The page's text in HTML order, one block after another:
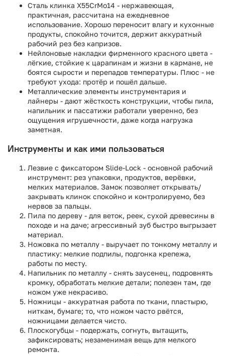
Сталь клинка X55CrMo14 - нержавеющая,
практичная, рассчитана на ежедневное
использование. Хорошо переносит влагу и кухонные
продукты, спокойно точится, держит аккуратный
рабочий рез без капризов.
Нейлоновые накладки фирменного красного цвета -
лёгкие, стойкие к царапинам и жизни в кармане, не
боятся сырости и перепадов температуры. Плюс - не
требуют ухода: протёр и пошёл дальше.
Металлические элементы инструментария и
лайнеры - дают жёсткость конструкции, чтобы пила,
напильник и пассатижи работали уверенно, без
ощущения игрушечности, даже когда нагрузка
заметная.
Инструменты и как ими пользоваться
Лезвие с фиксатором Slide-Lock - основной рабочий
инструмент: рез упаковки, продуктов, верёвки,
мелких материалов. Замок позволяет открывать/
закрывать клинок спокойно и контролируемо, без
нервов за пальцы.
Пила по дереву - для веток, реек, сухой древесины в
походе и на даче; агрессивный зуб быстро выгрызает
материал.
Ножовка по металлу - выручает по тонкому металлу и
пластику: мелкие подпилы, подгонка крепежа,
работы по месту.
Напильник по металлу - снять заусенец, подровнять
кромку, обработать мелкие детали; полезен там, где
ножом уже некрасиво.
Ножницы - аккуратная работа по ткани, пластырю,
ниткам, бумаге; то, что ножом часто рвётся,
ножницами делается чисто.
Плоскогубцы - подержать, согнуть, вытащить,
зафиксировать; незаменимая вещь для мелкого
ремонта.